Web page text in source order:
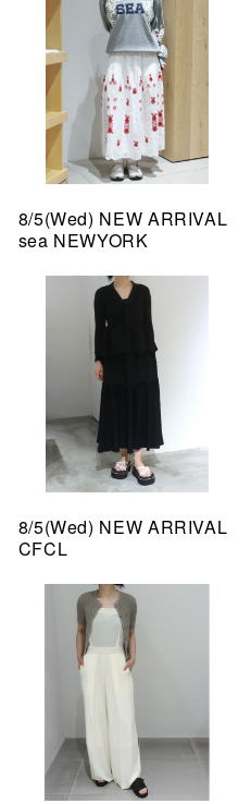
8/5(Wed) NEW ARRIVAL
sea NEWYORK
8/5(Wed) NEW ARRIVAL
CFCL